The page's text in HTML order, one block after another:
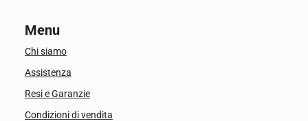
Menu
Chi siamo
Assistenza
Resi e Garanzie
Condizioni di vendita